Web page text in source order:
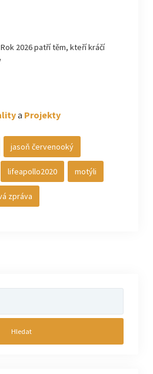
2026 patří těm, kteří kráčí
a Projekty
jasoň červenooký
lifeapollo2020 motýli
zpráva